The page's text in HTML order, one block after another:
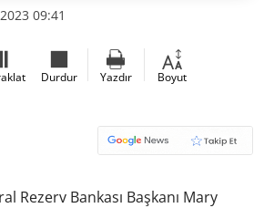
09:41
Durdur Yazdır Boyut
Rezerv Bankası Başkanı Mary